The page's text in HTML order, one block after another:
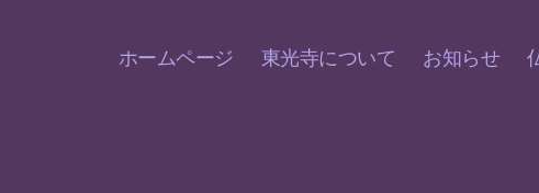
ホームページ 東光寺について お知らせ